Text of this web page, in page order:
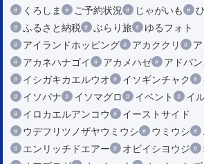
くろしま
ご予約状況 じゃがいも
ふるさと納税
ぶらり旅
ゆるフォト
アイランドホッピング
アカククリ
アカネハナゴイ
アカメハゼ アドバ
イシガキカエルウオ
イソギンチャク
イソバナ
イソマグロ イベント
イ
イロカエルアンコウ
イーストサイド
ウデフリツノザヤウミウシ
ウミウシ
エンリッチドエアー
オビイシヨウジ